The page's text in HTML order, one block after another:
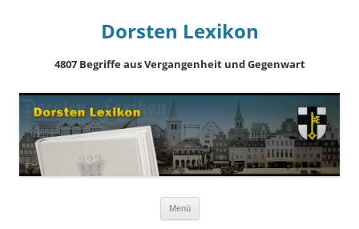
Dorsten Lexikon
4807 Begriffe aus Vergangenheit und Gegenwart
Menü